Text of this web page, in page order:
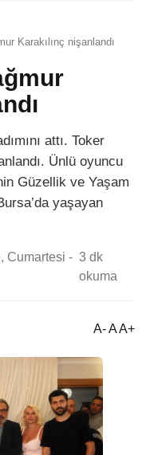
Karakılınç nişanlandı
attı. Toker
Ünlü oyuncu
Güzellik ve Yaşam
yaşayan
Cumartesi - 3 dk
okuma
A- A A+